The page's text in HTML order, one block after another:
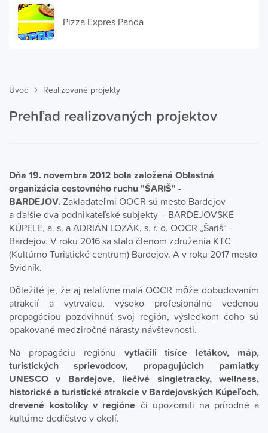
Pizza Expres Panda
Úvod Realizované projekty
Prehľad realizovaných projektov
Dňa 19. novembra 2012 bola založená Oblastná
organizácia cestovného ruchu "ŠARIŠ" -
BARDEJOV.Zakladateľmi OOCR sú mesto Bardejov
a ďalšie dva podnikateľské subjekty – BARDEJOVSKÉ
KÚPELE, a. s. a ADRIÁN LOZÁK, s. r. o. OOCR „Šariš“ -
Bardejov. V roku 2016 sa stalo členom združenia KTC
(Kultúrno Turistické centrum) Bardejov. A v roku 2017 mesto
Svidník.
Dôležité je, že aj relatívne malá OOCR môže dobudovaním
atrakcií a vytrvalou, vysoko profesionálne vedenou
propagáciou pozdvihnúť svoj región, výsledkom čoho sú
opakované medziročné nárasty návštevnosti.
Na propagáciu regiónu vytlačili tisíce letákov, máp,
turistických sprievodcov, propagujúcich pamiatky
UNESCO v Bardejove, liečivé singletracky, wellness,
historické a turistické atrakcie v Bardejovských Kúpeľoch,
drevené kostolíky v regióne či upozornili na prírodné a
kultúrne dedičstvo v okolí.